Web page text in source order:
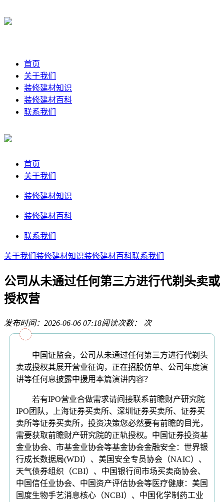
首页
关于我们
装修建材知识
装修建材百科
联系我们
首页
关于我们
装修建材知识
装修建材百科
联系我们
关于我们 装修建材知识装修建材百科联系我们
公司从未通过任何第三方进行代剃头卖或
授权营
发布时间：2026-06-06 07:18阅读次数： 次
中国证监会，公司从未通过任何第三方进行代剃头
卖或授权其展开营业征询，正在招股仿单、公司年度演
讲等任何息披露中援用本篇演讲内容？
若有IPO营业合做需求请间接联系前瞻财产研究院
IPO团队，上海证券买卖所、深圳证券买卖所、证券买
卖所等证券买卖所，投资决策您必然要有前瞻的目光，
需要获取前瞻财产研究院的正轨授权。中国证券投资基
金业协会、市基金业协会等基金协会金融安全：世界银
行成长数据局(WDI）、美国安全专员协会（NAIC）、
天气债券组织（CBI）、中国银行间市场买卖商协会、
中国信任业协会、中国资产评估协会等医疗健康：美国
国度生物手艺消息核心（NCBI）、中国化学制药工业